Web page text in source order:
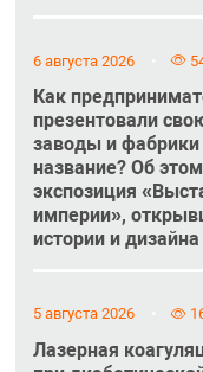
6 августа 2026
Как
презентовали
заводы и фабрики
название? Об
экспозиция
империи»,
истории и
5 августа 2026
Лазерная